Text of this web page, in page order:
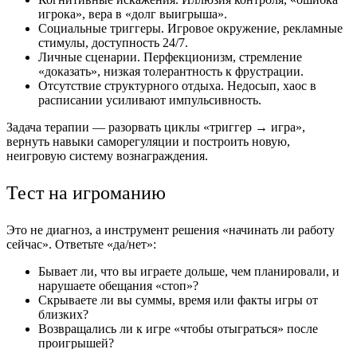
игрока», вера в «долг выигрыша».
Социальные триггеры. Игровое окружение, рекламные
стимулы, доступность 24/7.
Личные сценарии. Перфекционизм, стремление
«доказать», низкая толерантность к фрустрации.
Отсутствие структурного отдыха. Недосып, хаос в
расписании усиливают импульсивность.
Задача терапии — разорвать циклы «триггер → игра»,
вернуть навыки саморегуляции и построить новую,
неигровую систему вознаграждения.
Тест на игроманию
Это не диагноз, а инструмент решения «начинать ли работу
сейчас». Ответьте «да/нет»:
Бывает ли, что вы играете дольше, чем планировали, и
нарушаете обещания «стоп»?
Скрываете ли вы суммы, время или факты игры от
близких?
Возвращались ли к игре «чтобы отыграться» после
проигрышей?